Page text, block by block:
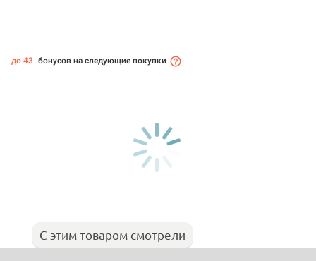
до 43 бонусов на следующие покупки
С этим товаром смотрели